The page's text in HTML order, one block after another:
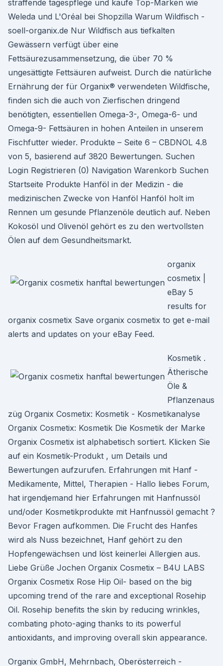
straffende tagespflege und kaufe Top-Marken wie
Weleda und L'Oréal bei Shopzilla Warum Wildfisch -
soell-organix.de Nur Wildfisch aus tiefkalten
Gewässern verfügt über eine
Fettsäurezusammensetzung, die über 70 %
ungesättigte Fettsäuren aufweist. Durch die natürliche
Ernährung der für Organix® verwendeten Wildfische,
finden sich die auch von Zierfischen dringend
benötigten, essentiellen Omega-3-, Omega-6- und
Omega-9- Fettsäuren in hohen Anteilen in unserem
Fischfutter wieder. Produkte – Seite 6 – CBDNOL 4.8
von 5, basierend auf 3820 Bewertungen. Suchen
Login Registrieren (0) Navigation Warenkorb Suchen
Startseite Produkte Hanföl in der Medizin - die
medizinischen Zwecke von Hanföl Hanföl holt im
Rennen um gesunde Pflanzenöle deutlich auf. Neben
Kokosöl und Olivenöl gehört es zu den wertvollsten
Ölen auf dem Gesundheitsmarkt.
organix
cosmetix |
eBay 5
results for
organix cosmetix Save organix cosmetix to get e-mail
alerts and updates on your eBay Feed.
Kosmetik .
Ätherische
Öle &
Pflanzenaus
züg Organix Cosmetix: Kosmetik - Kosmetikanalyse
Organix Cosmetix: Kosmetik Die Kosmetik der Marke
Organix Cosmetix ist alphabetisch sortiert. Klicken Sie
auf ein Kosmetik-Produkt , um Details und
Bewertungen aufzurufen. Erfahrungen mit Hanf -
Medikamente, Mittel, Therapien - Hallo liebes Forum,
hat irgendjemand hier Erfahrungen mit Hanfnussöl
und/oder Kosmetikprodukte mit Hanfnussöl gemacht ?
Bevor Fragen aufkommen. Die Frucht des Hanfes
wird als Nuss bezeichnet, Hanf gehört zu den
Hopfengewächsen und löst keinerlei Allergien aus.
Liebe Grüße Jochen Organix Cosmetix – B4U LABS
Organix Cosmetix Rose Hip Oil- based on the big
upcoming trend of the rare and exceptional Rosehip
Oil. Rosehip benefits the skin by reducing wrinkles,
combating photo-aging thanks to its powerful
antioxidants, and improving overall skin appearance.
Organix GmbH, Mehrnbach, Oberösterreich -